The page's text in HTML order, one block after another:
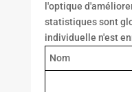
l'optique
statistiques sont
individuelle n'est
Nom